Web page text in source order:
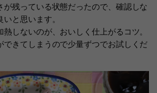
が残っている状態だったので、確認しな
と思います。
しないのが、おいしく仕上がるコツ。
できてしまうので少量ずつでお試しくだ